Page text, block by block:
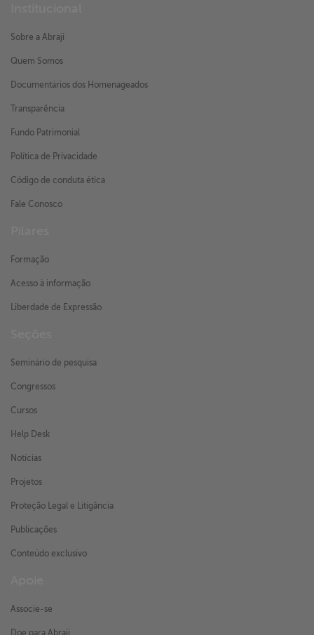
Sobre a Abraji
Quem Somos
Documentários dos Homenageados
Transparência
Fundo Patrimonial
Política de Privacidade
Código de conduta ética
Fale Conosco
Formação
Acesso à informação
Liberdade de Expressão
Seminário de pesquisa
Congressos
Cursos
Help Desk
Notícias
Projetos
Proteção Legal e Litigância
Publicações
Conteúdo exclusivo
Associe-se
Doe para Abraji